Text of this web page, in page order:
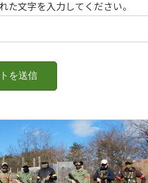
た文字を入力してください。